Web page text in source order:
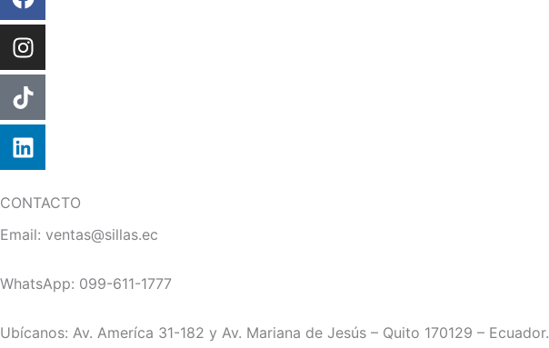
CONTACTO
Email: ventas@sillas.ec
WhatsApp: 099-611-1777
Ubícanos: Av. Ameríca 31-182 y Av. Mariana de Jesús – Quito 170129 – Ecuador.